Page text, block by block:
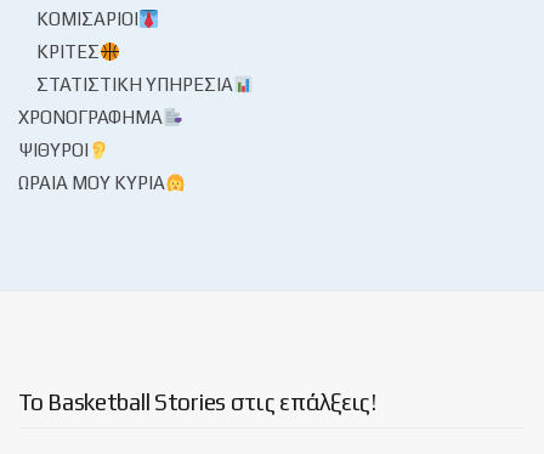
ΚΟΜΙΣΆΡΙΟΙ
ΚΡΙΤΈΣ
ΣΤΑΤΙΣΤΙΚΉ ΥΠΗΡΕΣΊΑ
ΧΡΟΝΟΓΡΆΦΗΜΑ
ΨΊΘΥΡΟΙ
ΩΡΑΊΑ ΜΟΥ ΚΥΡΊΑ
Το Basketball Stories στις επάλξεις!